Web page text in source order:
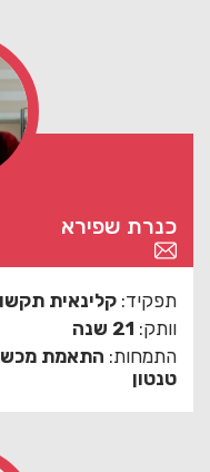
כנרת שפירא
תפקיד: קלינאית תקשורת
וותק: 21 שנה
התמחות: התאמת
טנטון